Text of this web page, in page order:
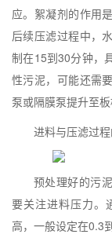
应。絮凝剂的作用
后续压滤过程中，
制在15到30分钟，
性污泥，可能还需
泵或隔膜泵提升至
进料与压滤过
预处理好的污
要关注进料压力。
高，一般设定在0.3